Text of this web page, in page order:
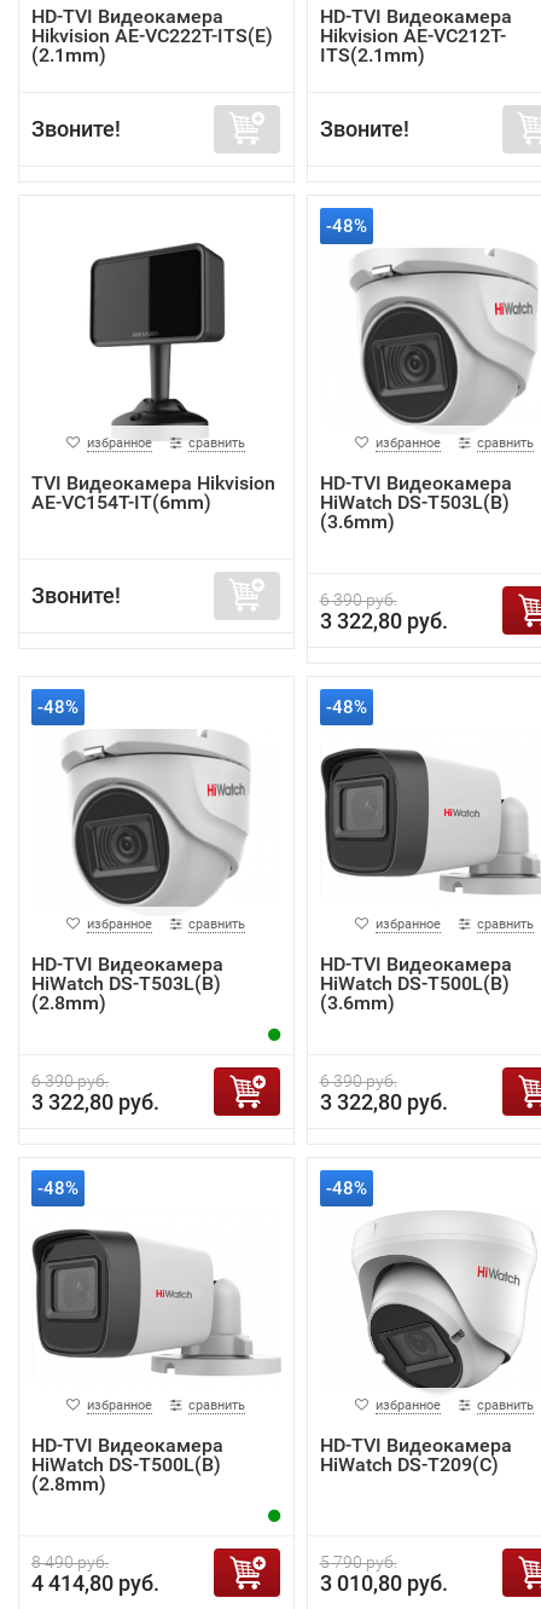
HD-TVI Видеокамера
Hikvision AE-VC222T-ITS(E)
(2.1mm)
Звоните!
HD-TVI Видеокамера
Hikvision AE-VC212T-
ITS(2.1mm)
Звоните!
избранное сравнить
TVI Видеокамера Hikvision
AE-VC154T-IT(6mm)
Звоните!
-48%
избранное сравнить
HD-TVI Видеокамера
HiWatch DS-T503L(B)
(3.6mm)
6 390 руб.
3 322,80 руб.
-48%
избранное сравнить
HD-TVI Видеокамера
HiWatch DS-T503L(B)
(2.8mm)
6 390 руб.
3 322,80 руб.
-48%
избранное сравнить
HD-TVI Видеокамера
HiWatch DS-T500L(B)
(3.6mm)
6 390 руб.
3 322,80 руб.
-48%
избранное сравнить
HD-TVI Видеокамера
HiWatch DS-T500L(B)
(2.8mm)
8 490 руб.
4 414,80 руб.
-48%
избранное сравнить
HD-TVI Видеокамера
HiWatch DS-T209(С)
5 790 руб.
3 010,80 руб.